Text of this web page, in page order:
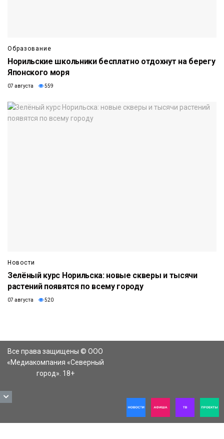
Образование
Норильские школьники бесплатно отдохнут на берегу
Японского моря
07 августа 559
Новости
Зелёный курс Норильска: новые скверы и тысячи
растений появятся по всему городу
07 августа 520
Все права защищены © ООО
«Медиакомпания «Северный
город». 18+